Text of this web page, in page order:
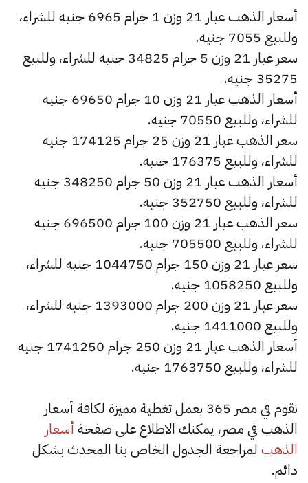
أسعار الذهب عيار 21 وزن 1 جرام 6965 جنيه للشراء،
وللبيع 7055 جنيه.
سعر عيار 21 وزن 5 جرام 34825 جنيه للشراء، وللبيع
35275 جنيه.
أسعار الذهب عيار 21 وزن 10 جرام 69650 جنيه
للشراء، وللبيع 70550 جنيه.
سعر الذهب عيار 21 وزن 25 جرام 174125 جنيه
للشراء، وللبيع 176375 جنيه.
أسعار الذهب عيار 21 وزن 50 جرام 348250 جنيه
للشراء، وللبيع 352750 جنيه.
سعر الذهب عيار 21 وزن 100 جرام 696500 جنيه
للشراء، وللبيع 705500 جنيه.
سعر عيار 21 وزن 150 جرام 1044750 جنيه للشراء،
وللبيع 1058250 جنيه.
سعر عيار 21 وزن 200 جرام 1393000 جنيه للشراء،
وللبيع 1411000 جنيه.
أسعار الذهب عيار 21 وزن 250 جرام 1741250 جنيه
للشراء، وللبيع 1763750 جنيه.
نقوم في مصر 365 بعمل تغطية مميزة لكافة أسعار
الذهب في مصر، يمكنك الاطلاع على صفحة أسعار
الذهب لمراجعة الجدول الخاص بنا المحدث بشكل
دائم.